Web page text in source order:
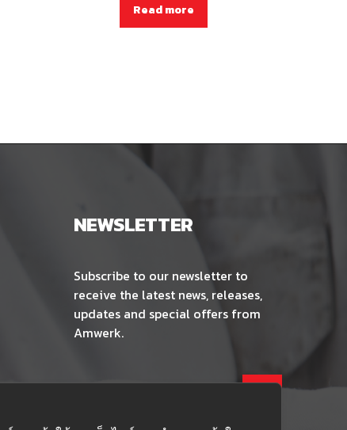
Read more
NEWSLETTER
Subscribe to our newsletter to
receive the latest news, releases,
updates and special offers from
Amwerk.